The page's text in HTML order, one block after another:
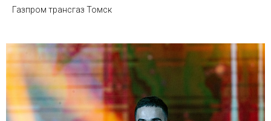
Газпром трансгаз Томск